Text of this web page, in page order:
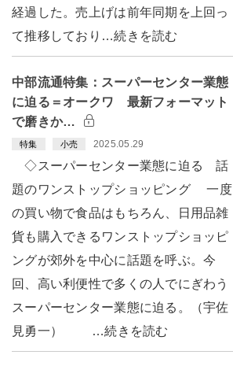
経過した。売上げは前年同期を上回っ
て推移しており…続きを読む
中部流通特集：スーパーセンター業態
に迫る＝オークワ 最新フォーマット
で磨きか…
特集 小売 2025.05.29
◇スーパーセンター業態に迫る 話
題のワンストップショッピング 一度
の買い物で食品はもちろん、日用品雑
貨も購入できるワンストップショッピ
ングが郊外を中心に話題を呼ぶ。今
回、高い利便性で多くの人でにぎわう
スーパーセンター業態に迫る。（宇佐
見勇一） …続きを読む